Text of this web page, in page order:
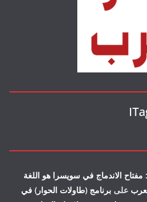
الاندماج في سويسرا هو اللغة
على برنامج (طاولات الحوار) في